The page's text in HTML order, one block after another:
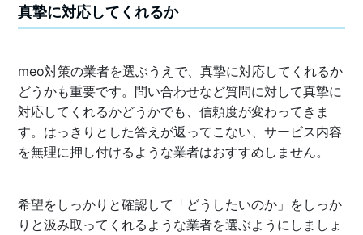
真摯に対応してくれるか
meo対策の業者を選ぶうえで、真摯に対応してくれるか
どうかも重要です。問い合わせなど質問に対して真摯に
対応してくれるかどうかでも、信頼度が変わってきま
す。はっきりとした答えが返ってこない、サービス内容
を無理に押し付けるような業者はおすすめしません。
希望をしっかりと確認して「どうしたいのか」をしっか
りと汲み取ってくれるような業者を選ぶようにしましょ